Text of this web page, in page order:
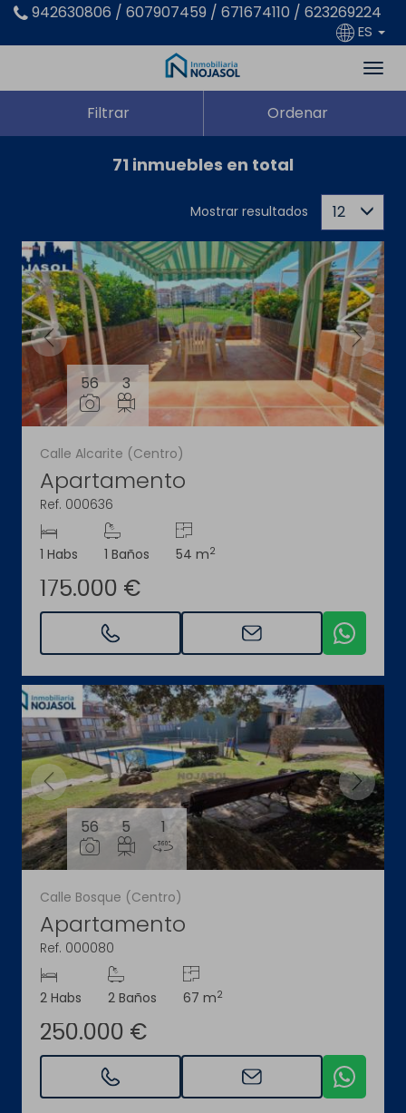
942630806 / 607907459 / 671674110 / 623269224
ES
Filtrar Ordenar
71 inmuebles en total
Mostrar resultados 12
56 3
Calle Alcarite (Centro)
Apartamento
Ref. 000636
1 Habs 1 Baños 54 m2
175.000 €
56 5 1
Calle Bosque (Centro)
Apartamento
Ref. 000080
2 Habs 2 Baños 67 m2
250.000 €